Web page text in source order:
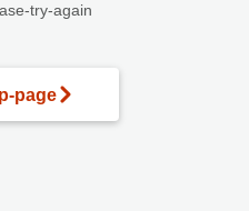
try-again
page